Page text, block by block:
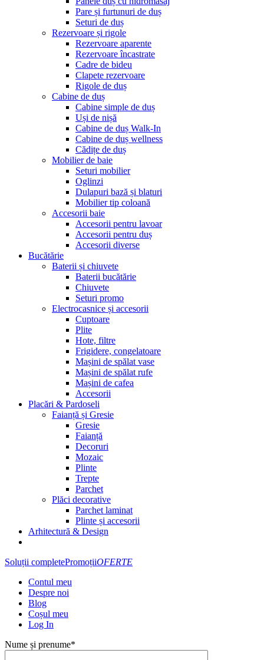
Pare și furtunuri de duș
Seturi de duș
Rezervoare și rigole
Rezervoare aparente
Rezervoare încastrate
Cadre de bideu
Clapete rezervoare
Rigole de duș
Cabine de duș
Cabine simple de duș
Uși de nișă
Cabine de duș Walk-In
Cabine de duș wellness
Cădițe de duș
Mobilier de baie
Seturi mobilier
Oglinzi
Dulapuri bază și blaturi
Mobilier tip coloană
Accesorii baie
Accesorii pentru lavoar
Accesorii pentru duș
Accesorii diverse
Bucătărie
Baterii și chiuvete
Baterii bucătărie
Chiuvete
Seturi promo
Electrocasnice și accesorii
Cuptoare
Plite
Hote, filtre
Frigidere, congelatoare
Mașini de spălat vase
Mașini de spălat rufe
Mașini de cafea
Accesorii
Placări & Pardoseli
Faianță și Gresie
Gresie
Faianță
Decoruri
Mozaic
Plinte
Trepte
Parchet
Plăci decorative
Parchet laminat
Plinte și accesorii
Arhitectură & Design
Soluții completePromoțiiOFERTE
Contul meu
Despre noi
Blog
Coșul meu
Log In
Nume și prenume*